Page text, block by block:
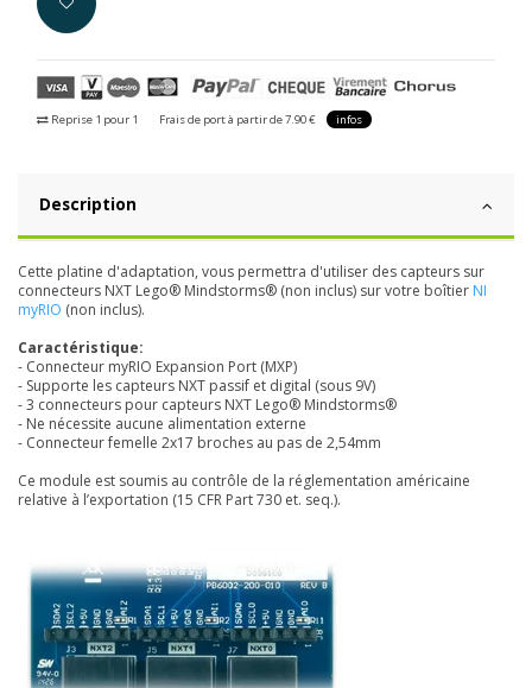
Reprise 1 pour 1 Frais de port à partir de 7.90 € infos
Description
Cette platine d'adaptation, vous permettra d'utiliser des capteurs sur
connecteurs NXT Lego® Mindstorms® (non inclus) sur votre boîtier NI
myRIO (non inclus).
Caractéristique:
- Connecteur myRIO Expansion Port (MXP)
- Supporte les capteurs NXT passif et digital (sous 9V)
- 3 connecteurs pour capteurs NXT Lego® Mindstorms®
- Ne nécessite aucune alimentation externe
- Connecteur femelle 2x17 broches au pas de 2,54mm
Ce module est soumis au contrôle de la réglementation américaine
relative à l’exportation (15 CFR Part 730 et. seq.).